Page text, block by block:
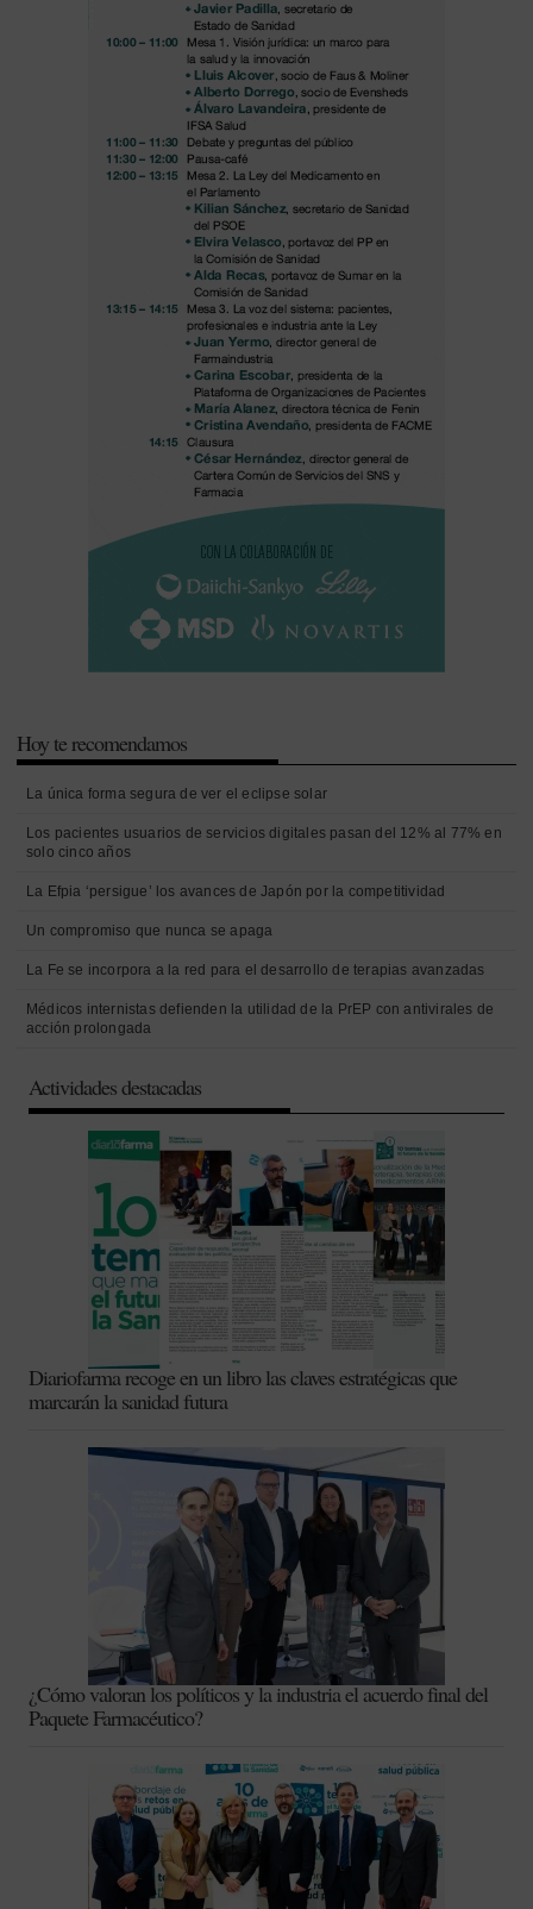
Hoy te recomendamos
La única forma segura de ver el eclipse solar
Los pacientes usuarios de servicios digitales pasan del 12% al 77% en
solo cinco años
La Efpia ‘persigue’ los avances de Japón por la competitividad
Un compromiso que nunca se apaga
La Fe se incorpora a la red para el desarrollo de terapias avanzadas
Médicos internistas defienden la utilidad de la PrEP con antivirales de
acción prolongada
Actividades destacadas
Diariofarma recoge en un libro las claves estratégicas que
marcarán la sanidad futura
¿Cómo valoran los políticos y la industria el acuerdo final del
Paquete Farmacéutico?